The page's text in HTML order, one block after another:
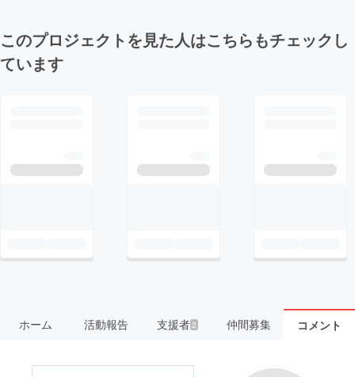
このプロジェクトを見た人はこちらもチェックし
ています
ホーム 活動報告 支援者 2 仲間募集 コメント